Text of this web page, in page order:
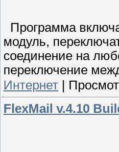
Программа
модуль,
соединение на
переключение
Интернет
FlexMail v.4.10